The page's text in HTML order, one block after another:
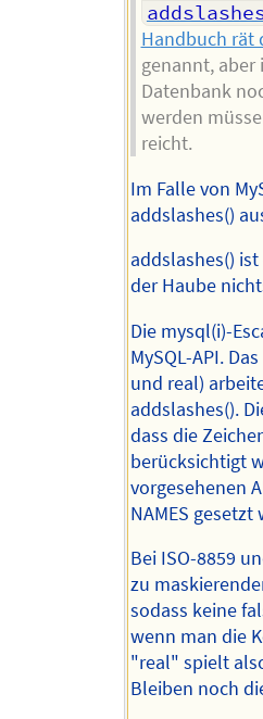
Handbuch rät
genannt, aber
Datenbank
werden
reicht.
Im Falle von
addslashes()
addslashes()
der Haube
Die mysql(i)-
MySQL-API.
und real)
addslashes().
dass die
berücksichtigt
vorgesehenen
NAMES gesetzt
Bei ISO-8859
zu
sodass keine
wenn man die
"real" spielt
Bleiben noch